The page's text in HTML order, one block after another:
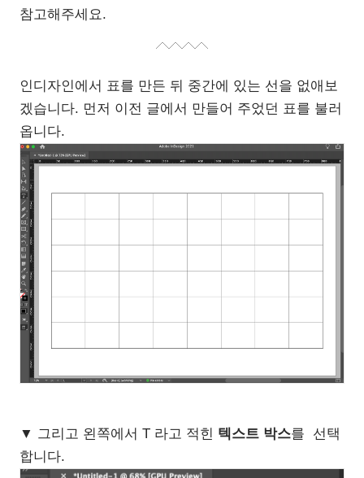
참고해주세요.
인디자인에서 표를 만든 뒤 중간에 있는 선을 없애보
겠습니다. 먼저 이전 글에서 만들어 주었던 표를 불러
옵니다.
▼ 그리고 왼쪽에서 T 라고 적힌 텍스트 박스를 선택
합니다.